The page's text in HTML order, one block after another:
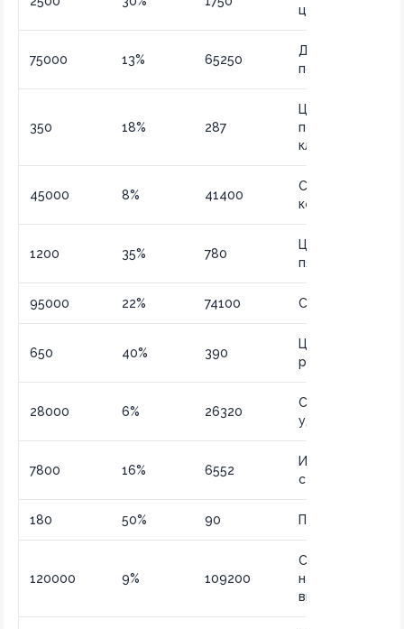
цена
75000 13% 65250
Доход после
подоходного
350 18% 287
Цена для
постоянных
клиентов
45000 8% 41400
Стоимость
кешбэка
1200 35% 780
Цена в черную
пятницу
95000 22% 74100 Сумма к
650 40% 390
Цена
распродажи
28000 6% 26320
Сумма после
удержания
7800 16% 6552
Итоговая
стоимость
180 50% 90 Половинная
120000 9% 109200
Сумма после
налогового
вычета